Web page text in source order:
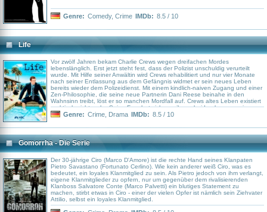
Genre: Comedy, Crime IMDb: 8.5 / 10
Life
Vor zwölf Jahren bekam Charlie Crews wegen dreifachen Mordes
lebenslänglich. Erst jetzt steht fest, dass der Polizist unschuldig verurteilt
wurde. Mit Hilfe seiner Anwältin wird Crews rehabilitiert und nur vier Monate
nach seiner Entlassung aus dem Gefängnis widmet er sein neues Leben
bereits wieder dem Polizeidienst. Mit einem kindlich-naiven Zugang und einer
Zen-Philosophie, die seine neue Partnerin Dani Reese beinahe in den
Wahnsinn treibt, löst er so manchen Mordfall auf. Crews altes Leben existiert
praktisch nicht mehr: Seine Frau hat sich von ihm scheiden lassen, seine
Freunde und Eltern haben sich von ihm abgewendet. Engster Verbündeter
seinem Finanzberater gemacht hat. Doch auch mit Dani Reese freundet sich
Crews langsam an. Reese hat ebenfalls mit ihrer Vergangenheit zu kämpfen.
Die Tochter eines Polizisten ist erst seit zwei Jahren clean. Ihre Betreuerin
und Vorgesetzte Karen Davis nützt Reeses guten Draht zu Crews gerne aus.
Sie glaubt nicht daran, dass ihr ehemaliger Kollege aus Liebe zum Job zur
Polizei zurückgekehrt ist, sondern vermutet, dass er auf Rache sinnt.
Genre: Crime Drama IMDb: 8.5 / 10
Gomorrha - Die Serie
Der 30-jährige Ciro (Marco D'Amore) ist die rechte Hand seines Klanpaten
Pietro Savastano (Fortunato Cerlino). Wie kein anderer weiß Ciro, was es
bedeutet, ein loyales Klanmitglied zu sein. Als Pietro jedoch von ihm verlangt,
eigene Klanmitglieder zu opfern, nur um gegenüber dem rivalisierenden
Klanboss Salvatore Conte (Marco Palvetti) ein blutiges Statement zu
machen, stirbt etwas in Ciro - einer der vielen Opfer ist nämlich sein Ziehvater
Attilio, selbst ein loyales Klanmitglied.